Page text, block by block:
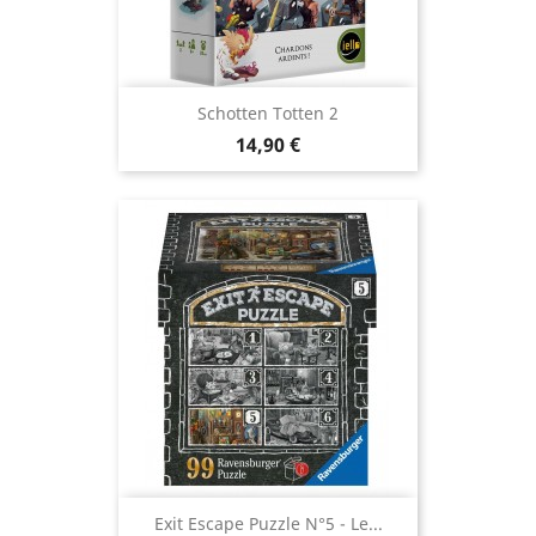
Schotten Totten 2
Prix
14,90 €
Exit Escape Puzzle N°5 - Le...